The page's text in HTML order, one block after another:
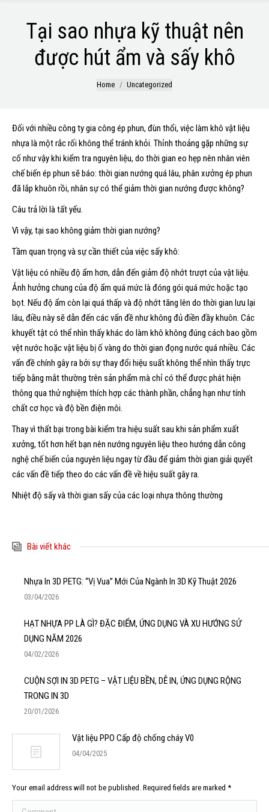
Tại sao nhựa kỹ thuật nên
được hút ẩm và sấy khô
Home Uncategorized
Đối với nhiều công ty gia công ép phun, đùn thổi, việc làm khô vật liệu
nhựa là một rắc rối không thể tránh khỏi. Thỉnh thoảng gặp những sự
cố như vậy khi kiểm tra nguyên liệu, do thời gian eo hẹp nên nhân viên
chế biến ép phun sẽ báo: thời gian nướng quá lâu, phân xưởng ép phun
đã lắp khuôn rồi, nhân sự có thể giảm thời gian nướng được không?
Câu trả lời là tất yếu.
Vì vậy, tại sao không giảm thời gian nướng?
Tầm quan trọng và sự cần thiết của việc sấy khô:
Vật liệu có nhiều độ ẩm hơn, dẫn đến giảm độ nhớt trượt của vật liệu.
Ảnh hưởng chung của độ ẩm quá mức là đóng gói quá mức hoặc tạo
bọt. Nếu độ ẩm còn lại quá thấp và độ nhớt tăng lên do thời gian lưu lại
lâu, điều này sẽ dẫn đến các vấn đề như không đủ điền đầy khuôn. Các
khuyết tật có thể nhìn thấy khác do làm khô không đúng cách bao gồm
vệt nước hoặc vật liệu bị ố vàng do thời gian đọng nước quá nhiều. Các
vấn đề chính gây ra bởi sự thay đổi hiệu suất không thể nhìn thấy trực
tiếp bằng mắt thường trên sản phẩm mà chỉ có thể được phát hiện
thông qua thử nghiệm thích hợp các thành phần, chẳng hạn như tính
chất cơ học và độ bền điện môi.
Thay vì thất bại trong bài kiểm tra hiệu suất sau khi sản phẩm xuất
xưởng, tốt hơn hết bạn nên nướng nguyên liệu theo hướng dẫn công
nghệ chế biến của nguyên liệu ngay từ đầu để giảm thời gian giải quyết
các vấn đề tiếp theo do các vấn đề về hiệu suất gây ra.
Nhiệt độ sấy và thời gian sấy của các loại nhựa thông thường
Bài viết khác
Nhựa In 3D PETG: “Vị Vua” Mới Của Ngành In 3D Kỹ Thuật 2026
03/04/2026
HẠT NHỰA PP LÀ GÌ? ĐẶC ĐIỂM, ỨNG DỤNG VÀ XU HƯỚNG SỬ
DỤNG NĂM 2026
04/02/2026
CUỘN SỢI IN 3D PETG – VẬT LIỆU BỀN, DỄ IN, ỨNG DỤNG RỘNG
TRONG IN 3D
20/01/2026
Vật liệu PPO Cấp độ chống cháy V0
04/04/2025
Your email address will not be published. Required fields are marked *
Comment